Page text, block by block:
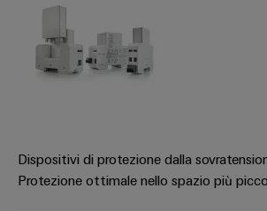
Dispositivi di protezione dalla
Protezione ottimale nello spazio più